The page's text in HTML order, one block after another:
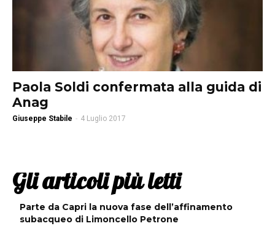
Paola Soldi confermata alla guida di
Anag
Giuseppe Stabile - 4 Luglio 2017
Gli articoli più letti
Parte da Capri la nuova fase dell’affinamento
subacqueo di Limoncello Petrone